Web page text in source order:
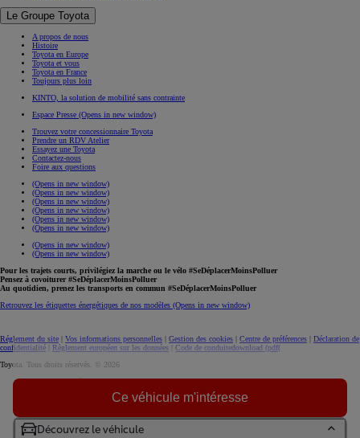
Ce véhicule m'intéresse
Découvrez le véhicule
Le Groupe Toyota
A propos de nous
Histoire
Toyota en Europe
Toyota et vous
Toyota en France
Toujours plus loin
KINTO, la solution de mobilité sans contrainte
Espace Presse (Opens in new window)
Trouvez votre concessionnaire Toyota
Prendre un RDV Atelier
Essayez une Toyota
Contactez-nous
Foire aux questions
(Opens in new window)
(Opens in new window)
(Opens in new window)
(Opens in new window)
(Opens in new window)
(Opens in new window)
(Opens in new window)
(Opens in new window)
Pour les trajets courts, privilégiez la marche ou le vélo #SeDéplacerMoinsPolluer
Pensez à covoiturer #SeDéplacerMoinsPolluer
Au quotidien, prenez les transports en commun #SeDéplacerMoinsPolluer
Retrouvez les étiquettes énergétiques de nos modèles (Opens in new window)
Réglement du site | Vos informations personnelles | Gestion des cookies | Centre de préférences | Déclaration de
confidentialité
Règlement européen sur les données Code de conduitedownload (pdf(
Toyota. Tous droits réservés. © 2026
Informations légales